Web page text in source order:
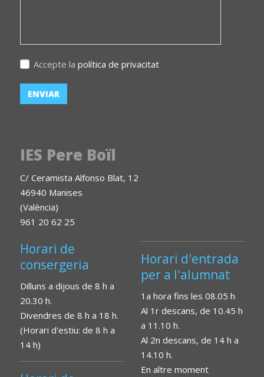
Accepte la política de privacitat
IES Pere Boïl
C/ Ceramista Alfonso Blat, 12
46940 Manises
(València)
961 20 62 25
Horari de
consergeria
Dilluns a dijous de 8 h a
20.30 h.
Divendres de 8 h a 18 h.
(Horari d'estiu: de 8 h a
14 h)
Horari d'entrada
per a l'alumnat
1a hora fins les 08.05 h
Al 1r descans, de 10.45 h
a 11.10 h.
Al 2n descans, de 14 h a
14.10 h.
En altre moment